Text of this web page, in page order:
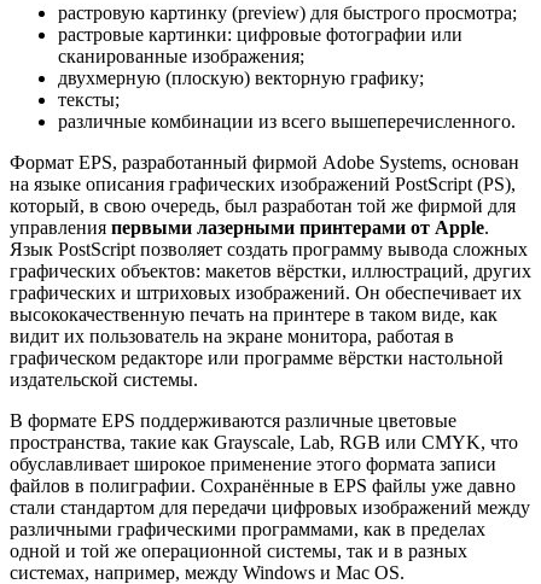
растровую картинку (preview) для быстрого просмотра;
растровые картинки: цифровые фотографии или
сканированные изображения;
двухмерную (плоскую) векторную графику;
тексты;
различные комбинации из всего вышеперечисленного.
Формат EPS, разработанный фирмой Adobe Systems, основан
на языке описания графических изображений PostScript (PS),
который, в свою очередь, был разработан той же фирмой для
управления первыми лазерными принтерами от Apple.
Язык PostScript позволяет создать программу вывода сложных
графических объектов: макетов вёрстки, иллюстраций, других
графических и штриховых изображений. Он обеспечивает их
высококачественную печать на принтере в таком виде, как
видит их пользователь на экране монитора, работая в
графическом редакторе или программе вёрстки настольной
издательской системы.
В формате EPS поддерживаются различные цветовые
пространства, такие как Grayscale, Lab, RGB или CMYK, что
обуславливает широкое применение этого формата записи
файлов в полиграфии. Сохранённые в EPS файлы уже давно
стали стандартом для передачи цифровых изображений между
различными графическими программами, как в пределах
одной и той же операционной системы, так и в разных
системах, например, между Windows и Mac OS.